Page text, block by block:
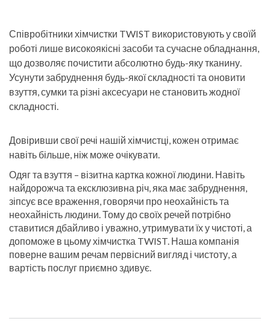
Співробітники хімчистки TWIST використовують у своїй
роботі лише високоякісні засоби та сучасне обладнання,
що дозволяє почистити абсолютно будь-яку тканину.
Усунути забруднення будь-якої складності та оновити
взуття, сумки та різні аксесуари не становить жодної
складності.
Довіривши свої речі нашій хімчистці, кожен отримає
навіть більше, ніж може очікувати.
Одяг та взуття – візитна картка кожної людини. Навіть
найдорожча та ексклюзивна річ, яка має забруднення,
зіпсує все враження, говорячи про неохайність та
неохайність людини. Тому до своїх речей потрібно
ставитися дбайливо і уважно, утримувати їх у чистоті, а
допоможе в цьому хімчистка TWIST. Наша компанія
поверне вашим речам первісний вигляд і чистоту, а
вартість послуг приємно здивує.